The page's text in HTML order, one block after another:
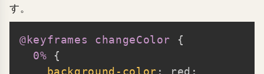
す。
@keyframes changeColor
{
0%
{